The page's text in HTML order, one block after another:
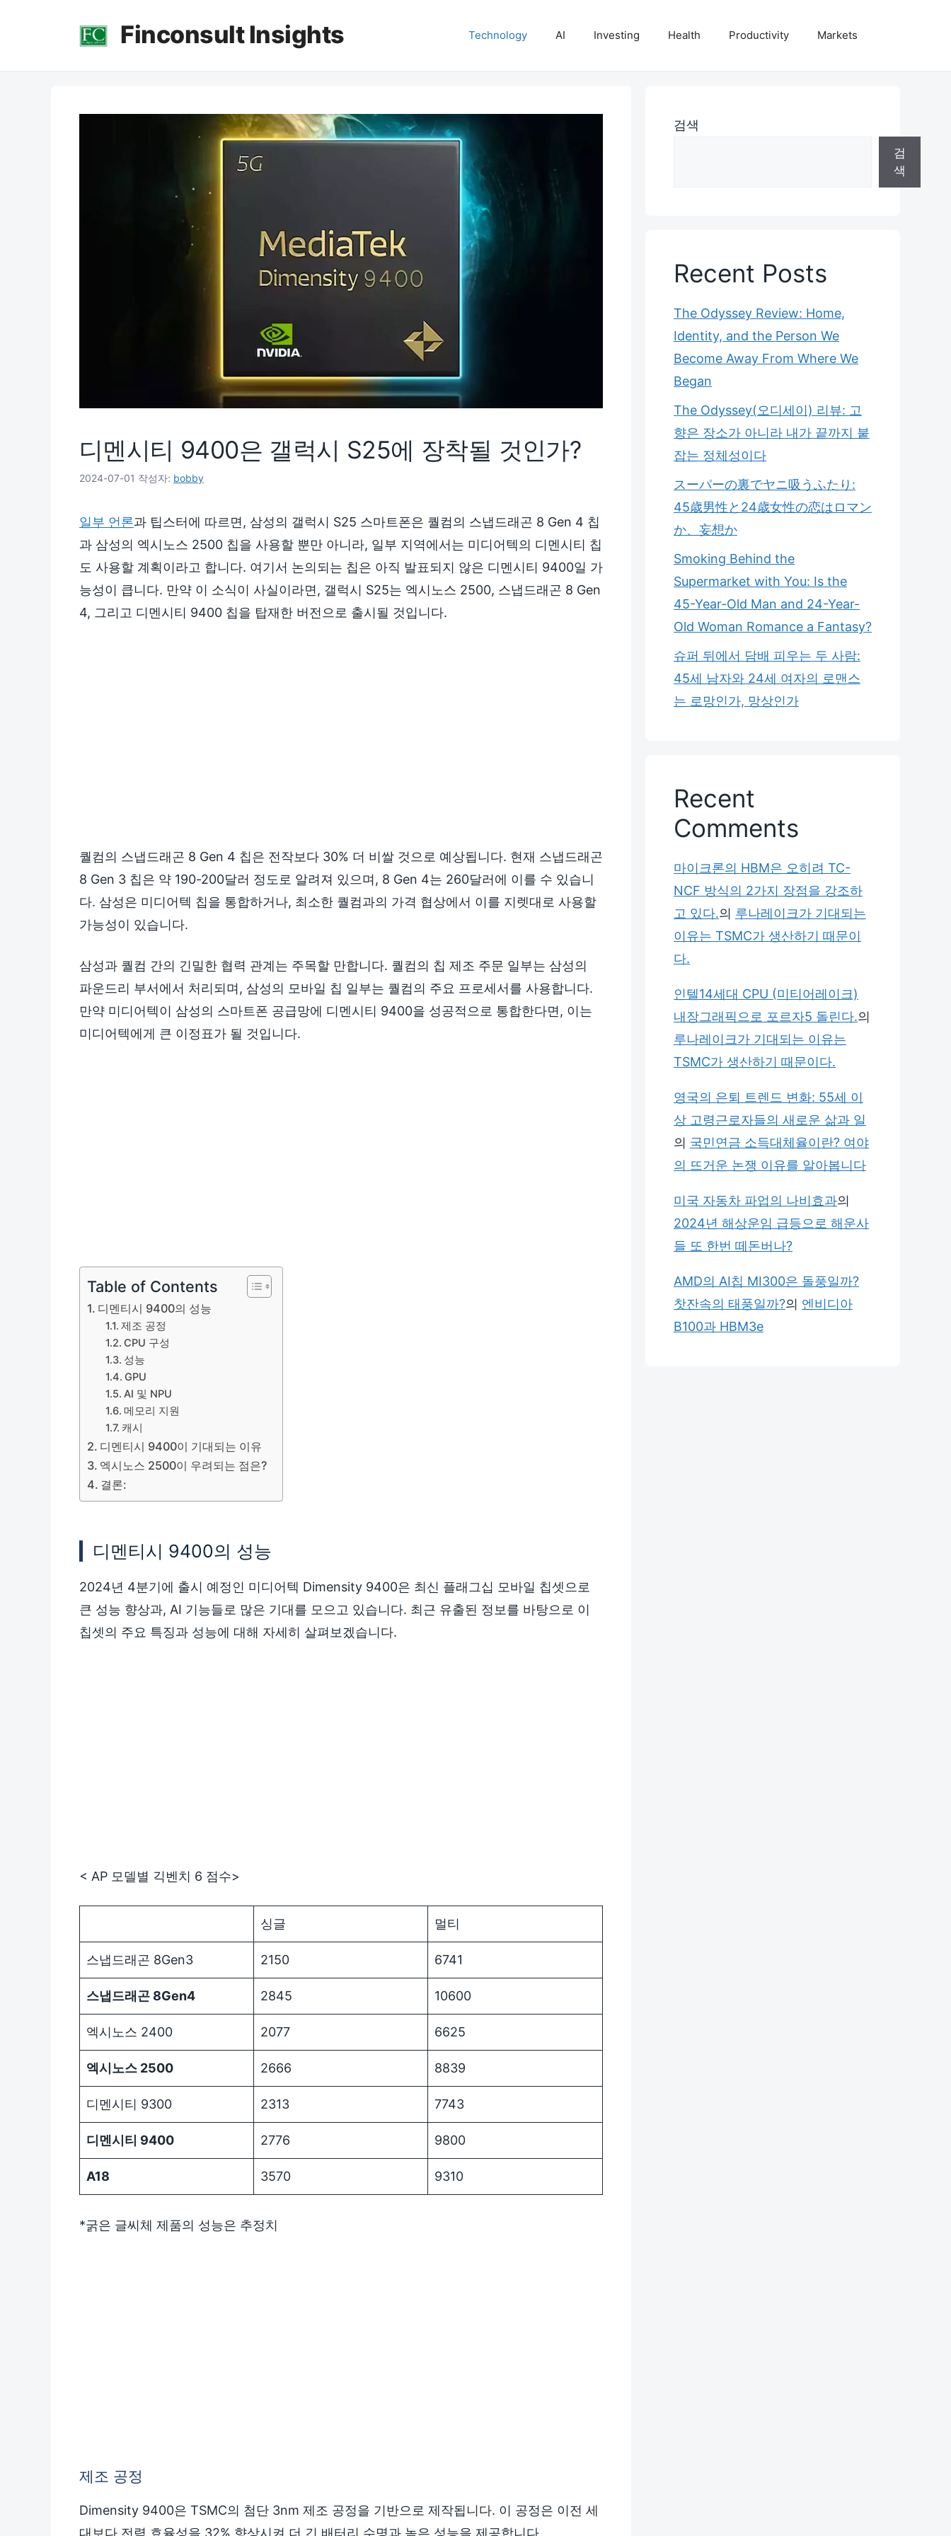
Finconsult Insights Technology AI Investing Health Productivity Markets
디멘시티 9400은 갤럭시 S25에 장착될 것인가?
2024-07-01 작성자: bobby
일부 언론과 팁스터에 따르면, 삼성의 갤럭시 S25 스마트폰은 퀄컴의 스냅드래곤 8 Gen 4 칩
과 삼성의 엑시노스 2500 칩을 사용할 뿐만 아니라, 일부 지역에서는 미디어텍의 디멘시티 칩
도 사용할 계획이라고 합니다. 여기서 논의되는 칩은 아직 발표되지 않은 디멘시티 9400일 가
능성이 큽니다. 만약 이 소식이 사실이라면, 갤럭시 S25는 엑시노스 2500, 스냅드래곤 8 Gen
4, 그리고 디멘시티 9400 칩을 탑재한 버전으로 출시될 것입니다.
퀄컴의 스냅드래곤 8 Gen 4 칩은 전작보다 30% 더 비쌀 것으로 예상됩니다. 현재 스냅드래곤
8 Gen 3 칩은 약 190-200달러 정도로 알려져 있으며, 8 Gen 4는 260달러에 이를 수 있습니
다. 삼성은 미디어텍 칩을 통합하거나, 최소한 퀄컴과의 가격 협상에서 이를 지렛대로 사용할
가능성이 있습니다.
삼성과 퀄컴 간의 긴밀한 협력 관계는 주목할 만합니다. 퀄컴의 칩 제조 주문 일부는 삼성의
파운드리 부서에서 처리되며, 삼성의 모바일 칩 일부는 퀄컴의 주요 프로세서를 사용합니다.
만약 미디어텍이 삼성의 스마트폰 공급망에 디멘시티 9400을 성공적으로 통합한다면, 이는
미디어텍에게 큰 이정표가 될 것입니다.
Table of Contents
디멘티시 9400의 성능
제조 공정
CPU 구성
성능
GPU
AI 및 NPU
메모리 지원
캐시
디멘티시 9400이 기대되는 이유
엑시노스 2500이 우려되는 점은?
결론:
디멘티시 9400의 성능
2024년 4분기에 출시 예정인 미디어텍 Dimensity 9400은 최신 플래그십 모바일 칩셋으로
큰 성능 향상과, AI 기능들로 많은 기대를 모으고 있습니다. 최근 유출된 정보를 바탕으로 이
칩셋의 주요 특징과 성능에 대해 자세히 살펴보겠습니다.
< AP 모델별 긱벤치 6 점수>
싱글 멀티
스냅드래곤 8Gen3 2150 6741
스냅드래곤 8Gen4 2845 10600
엑시노스 2400 2077 6625
엑시노스 2500 2666 8839
디멘시티 9300 2313 7743
디멘시티 9400 2776 9800
A18 3570 9310
*굵은 글씨체 제품의 성능은 추정치
제조 공정
Dimensity 9400은 TSMC의 첨단 3nm 제조 공정을 기반으로 제작됩니다. 이 공정은 이전 세
대보다 전력 효율성을 32% 향상시켜 더 긴 배터리 수명과 높은 성능을 제공합니다.
검색
검
색
Recent Posts
The Odyssey Review: Home,
Identity, and the Person We
Become Away From Where We
Began
The Odyssey(오디세이) 리뷰: 고
향은 장소가 아니라 내가 끝까지 붙
잡는 정체성이다
スーパーの裏でヤニ吸うふたり:
45歳男性と24歳女性の恋はロマン
か、妄想か
Smoking Behind the
Supermarket with You: Is the
45-Year-Old Man and 24-Year-
Old Woman Romance a Fantasy?
슈퍼 뒤에서 담배 피우는 두 사람:
45세 남자와 24세 여자의 로맨스
는 로망인가, 망상인가
Recent
Comments
마이크론의 HBM은 오히려 TC-
NCF 방식의 2가지 장점을 강조하
고 있다.의 루나레이크가 기대되는
이유는 TSMC가 생산하기 때문이
다.
인텔14세대 CPU (미티어레이크)
내장그래픽으로 포르자5 돌린다.의
루나레이크가 기대되는 이유는
TSMC가 생산하기 때문이다.
영국의 은퇴 트렌드 변화: 55세 이
상 고령근로자들의 새로운 삶과 일
의 국민연금 소득대체율이란? 여야
의 뜨거운 논쟁 이유를 알아봅니다
미국 자동차 파업의 나비효과의
2024년 해상운임 급등으로 해운사
들 또 한번 떼돈버나?
AMD의 AI칩 MI300은 돌풍일까?
찻잔속의 태풍일까?의 엔비디아
B100과 HBM3e